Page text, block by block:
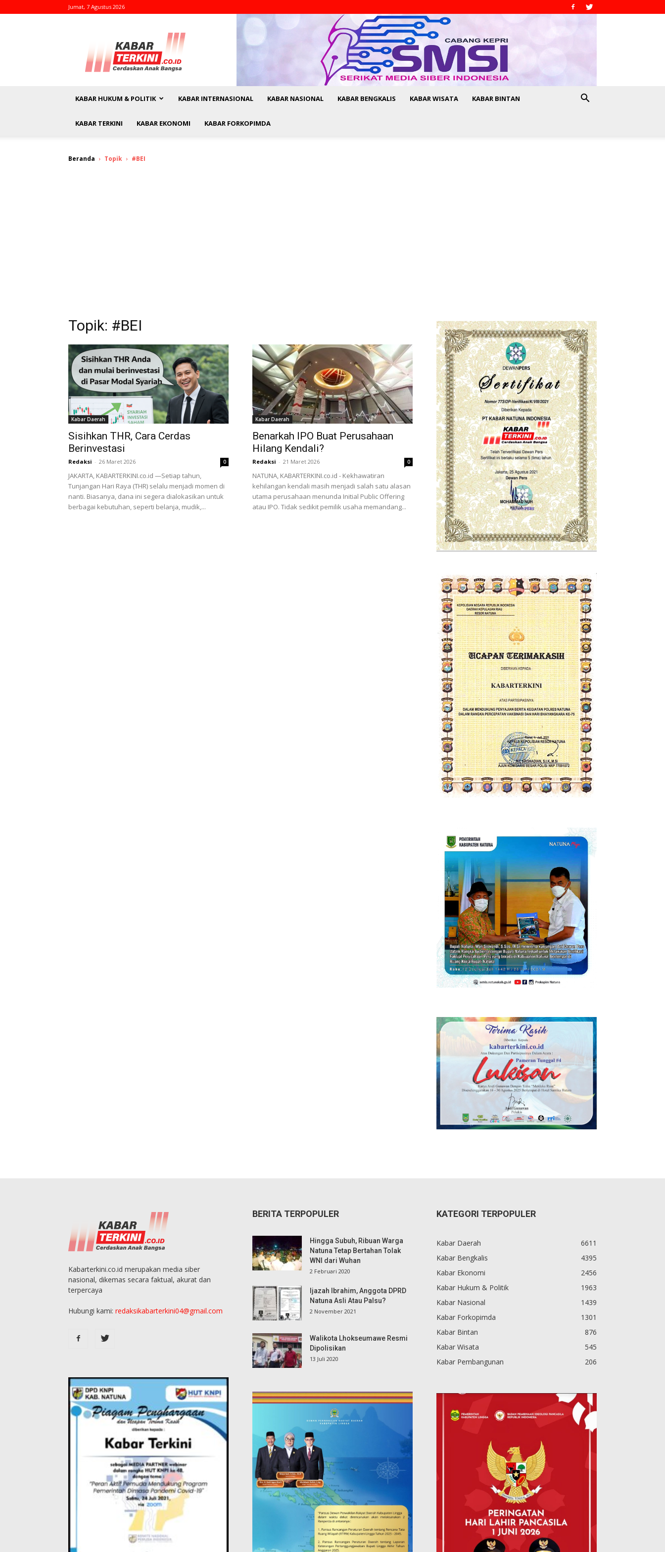
Jumat, 7 Agustus 2026
kabarterkini.co.id
KABAR HUKUM & POLITIK KABAR INTERNASIONAL KABAR NASIONAL KABAR BENGKALIS KABAR WISATA KABAR BINTAN
KABAR TERKINI KABAR EKONOMI KABAR FORKOPIMDA
Beranda Topik #BEI
Topik: #BEI
Kabar Daerah
Sisihkan THR, Cara Cerdas
Berinvestasi
Redaksi - 26 Maret 2026 0
JAKARTA, KABARTERKINI.co.id —Setiap tahun,
Tunjangan Hari Raya (THR) selalu menjadi momen di
nanti. Biasanya, dana ini segera dialokasikan untuk
berbagai kebutuhan, seperti belanja, mudik,...
Kabar Daerah
Benarkah IPO Buat Perusahaan
Hilang Kendali?
Redaksi - 21 Maret 2026 0
NATUNA, KABARTERKINI.co.id - Kekhawatiran
kehilangan kendali masih menjadi salah satu alasan
utama perusahaan menunda Initial Public Offering
atau IPO. Tidak sedikit pemilik usaha memandang...
Kabarterkini.co.id merupakan media siber
nasional, dikemas secara faktual, akurat dan
terpercaya
Hubungi kami: redaksikabarterkini04@gmail.com
BERITA TERPOPULER
Hingga Subuh, Ribuan Warga
Natuna Tetap Bertahan Tolak
WNI dari Wuhan
2 Februari 2020
Ijazah Ibrahim, Anggota DPRD
Natuna Asli Atau Palsu?
2 November 2021
Walikota Lhokseumawe Resmi
Dipolisikan
13 Juli 2020
KATEGORI TERPOPULER
Kabar Daerah
6611
Kabar Bengkalis
4395
Kabar Ekonomi
2456
Kabar Hukum & Politik
1963
Kabar Nasional
1439
Kabar Forkopimda
1301
Kabar Bintan
876
Kabar Wisata
545
Kabar Pembangunan
206